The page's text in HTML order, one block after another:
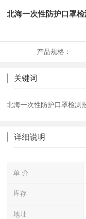
北海一次性防护口罩
产品规格：
关键词
北海一次性防护口罩检测
详细说明
单 介
库存
地址